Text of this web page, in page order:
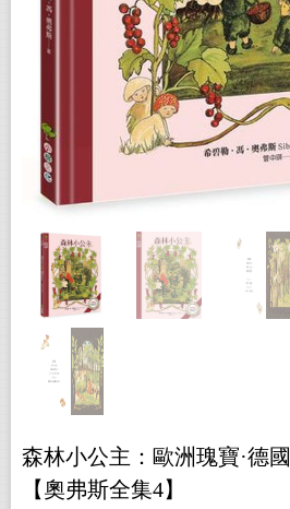
森林小公主：歐洲瑰寶·德
【奧弗斯全集4】